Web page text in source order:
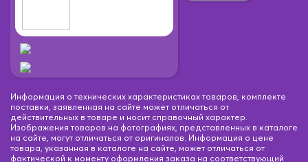
Информация о технических характеристиках товаров, комплекте
поставки, заявленная на сайте может отличаться от
действительных в товаре и носит справочный характер.
Изображения товаров на фотографиях, представленных в каталоге
на сайте, могут отличаться от оригиналов. Информация о цене
товара, указанная в каталоге на сайте, может отличаться от
фактической к моменту оформления заказа на соответствующий